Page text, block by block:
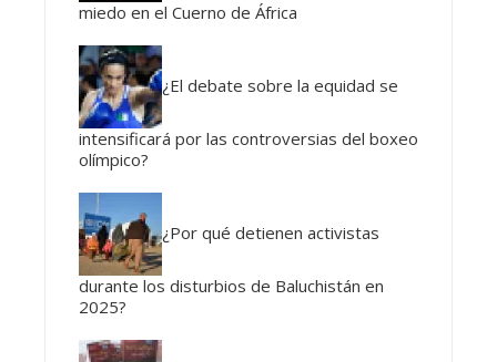
miedo en el Cuerno de África
¿El debate sobre la equidad se
intensificará por las controversias del boxeo
olímpico?
¿Por qué detienen activistas
durante los disturbios de Baluchistán en
2025?